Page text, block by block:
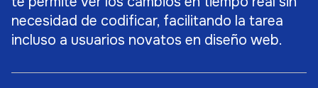
necesidad de codificar, facilitando la tarea
incluso a usuarios novatos en diseño web.